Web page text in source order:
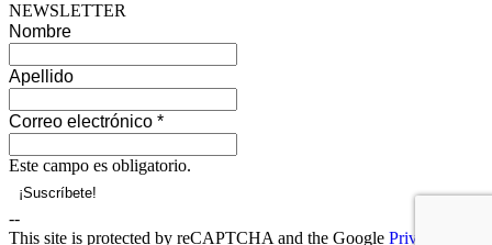
NEWSLETTER
Nombre
Apellido
Correo electrónico *
Este campo es obligatorio.
--
This site is protected by reCAPTCHA and the Google Privacy